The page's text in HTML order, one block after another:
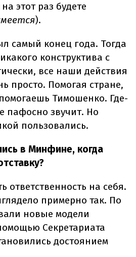
этот раз будете
).
самый конец года. Тогда
конструктива с
все наши действия
просто. Помогая стране,
Тимошенко. Где-
пафосно звучит. Но
пользовались.
в Минфине, когда
ответственность на себя.
примерно так. По
новые модели
Секретариата
достоянием